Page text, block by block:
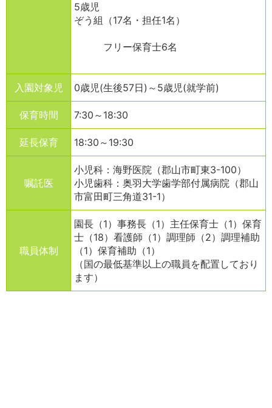
5歳児
ぞう組（17名・担任1名）
フリー保育士6名
入園対象児 0歳児(生後57日)～5歳児(就学前)
保育時間 7:30～18:30
延長保育 18:30～19:30
嘱託医
小児科：海野医院（郡山市町東3-100）
小児歯科：奥羽大学歯学部付属病院（郡山
市富田町三角道31-1）
職員体制
園長（1）事務長（1） 主任保育士（1）保育
士（18）看護師（1）調理師（2）調理補助
（1）保育補助（1）
（国の最低基準以上の職員を配置しており
ます）